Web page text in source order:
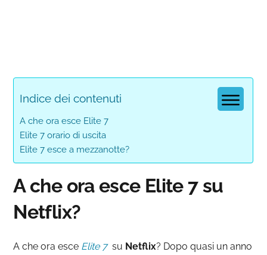
Indice dei contenuti
A che ora esce Elite 7
Elite 7 orario di uscita
Elite 7 esce a mezzanotte?
A che ora esce Elite 7 su
Netflix?
A che ora esce Elite 7su Netflix? Dopo quasi un anno